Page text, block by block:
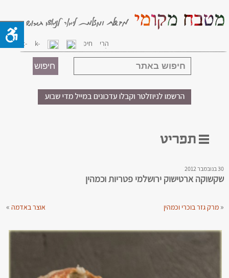
30 בנובמבר 2012
שקשוקה ארטישוק ירושלמי פטריות וכמהין
« מרק גזר בוכרי וכמהין אוצר באדמה»